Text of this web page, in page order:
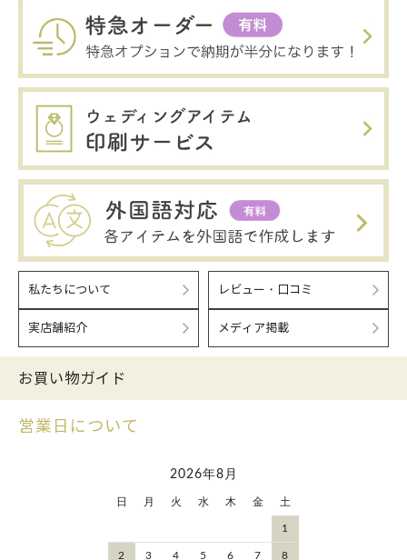
私たちについて レビュー・口コミ
実店舗紹介 メディア掲載
お買い物ガイド
営業日について
2026年8月
日 月 火 水 木 金 土
1
2 3 4 5 6 7 8